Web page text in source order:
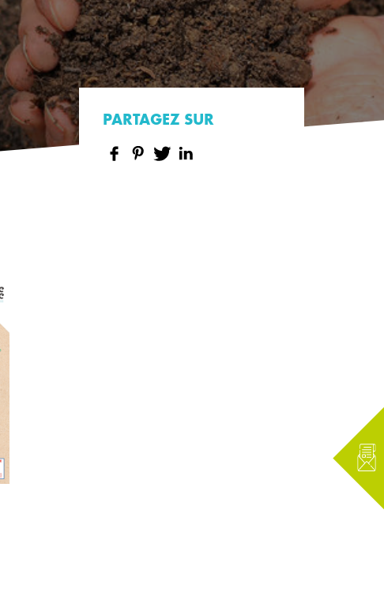
PARTAGEZ SUR